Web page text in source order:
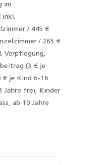
im
inkl.
/ 445 €
/ 265 €
Verpflegung,
(3 € je
€ je Kind 6-16
Jahre frei, Kinder
ab 10 Jahre